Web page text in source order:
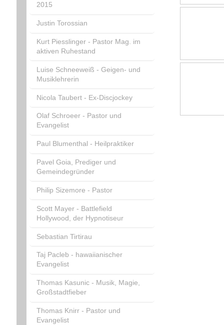
2015
Justin Torossian
Kurt Piesslinger - Pastor Mag. im
aktiven Ruhestand
Luise Schneeweiß - Geigen- und
Musiklehrerin
Nicola Taubert - Ex-Discjockey
Olaf Schroeer - Pastor und
Evangelist
Paul Blumenthal - Heilpraktiker
Pavel Goia, Prediger und
Gemeindegründer
Philip Sizemore - Pastor
Scott Mayer - Battlefield
Hollywood, der Hypnotiseur
Sebastian Tirtirau
Taj Pacleb - hawaiianischer
Evangelist
Thomas Kasunic - Musik, Magie,
Großstadtfieber
Thomas Knirr - Pastor und
Evangelist